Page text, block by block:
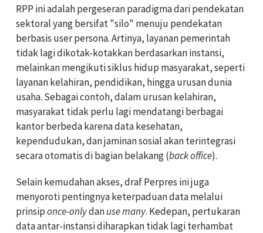
RPP ini adalah pergeseran paradigma dari pendekatan
sektoral yang bersifat "silo" menuju pendekatan
berbasis user persona. Artinya, layanan pemerintah
tidak lagi dikotak-kotakkan berdasarkan instansi,
melainkan mengikuti siklus hidup masyarakat, seperti
layanan kelahiran, pendidikan, hingga urusan dunia
usaha. Sebagai contoh, dalam urusan kelahiran,
masyarakat tidak perlu lagi mendatangi berbagai
kantor berbeda karena data kesehatan,
kependudukan, dan jaminan sosial akan terintegrasi
secara otomatis di bagian belakang (back office).
Selain kemudahan akses, draf Perpres ini juga
menyoroti pentingnya keterpaduan data melalui
prinsiponce-onlydanuse many. Kedepan, pertukaran
data antar-instansi diharapkan tidak lagi terhambat